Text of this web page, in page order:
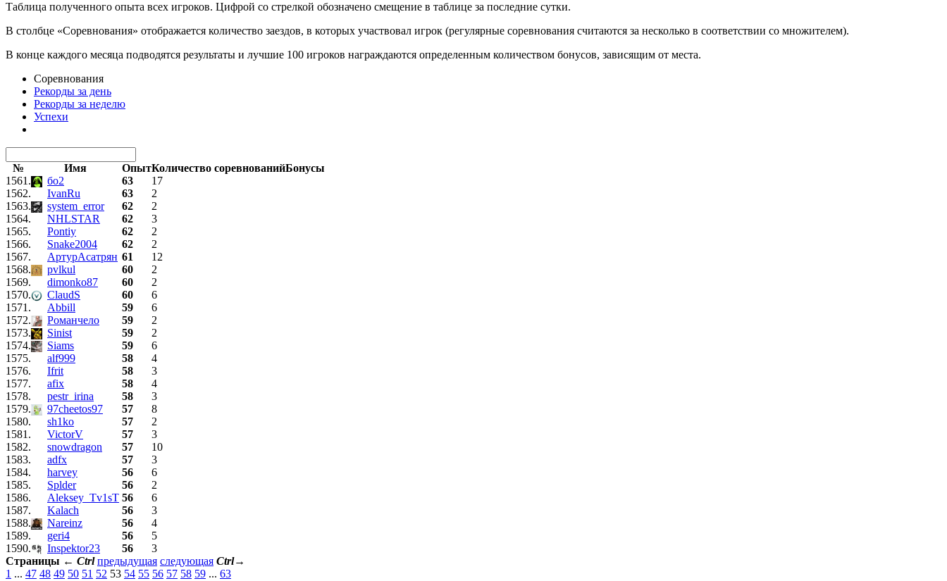
Таблица полученного опыта всех игроков. Цифрой со стрелкой обозначено смещение в таблице за последние сутки.
В столбце «Соревнования» отображается количество заездов, в которых участвовал игрок (регулярные соревнования считаются за несколько в соответствии со множителем).
В конце каждого месяца подводятся результаты и лучшие 100 игроков награждаются определенным количеством бонусов, зависящим от места.
Соревнования
Рекорды за день
Рекорды за неделю
Успехи
№ Имя ОпытКоличество соревнованийБонусы
1561.
бо2 63
17
1562.
IvanRu 63
2
1563.
system_error 62
2
1564.
NHLSTAR 62
3
1565.
Pontiy 62
2
1566.
Snake2004 62
2
1567.
АртурАсатрян 61
12
1568.
pvlkul 60
2
1569.
dimonko87 60
2
1570.
ClaudS 60
6
1571.
Abbill 59
6
1572.
Романчело 59
2
1573.
Sinist 59
2
1574.
Siams 59
6
1575.
alf999 58
4
1576.
Ifrit 58
3
1577.
afix 58
4
1578.
pestr_irina 58
3
1579.
97cheetos97 57
8
1580.
sh1ko 57
2
1581.
VictorV 57
3
1582.
snowdragon 57
10
1583.
adfx 57
3
1584.
harvey 56
6
1585.
Splder 56
2
1586.
Aleksey_Tv1sT 56
6
1587.
Kalach 56
3
1588.
Nareinz 56
4
1589.
geri4 56
5
1590.
Inspektor23 56
3
Страницы ← Ctrl предыдущая следующая Ctrl→
1 ... 47 48 49 50 51 52 53 54 55 56 57 58 59 ... 63